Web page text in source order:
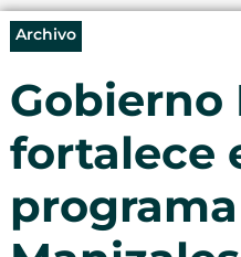
Archivo
Gobierno
fortalece